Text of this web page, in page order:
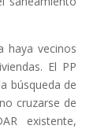
haya vecinos
El PP
búsqueda de
cruzarse de
existente,